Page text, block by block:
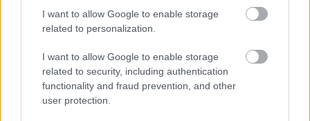
I want to allow Google to enable storage
related to personalization.
I want to allow Google to enable storage
related to security, including authentication
functionality and fraud prevention, and other
user protection.